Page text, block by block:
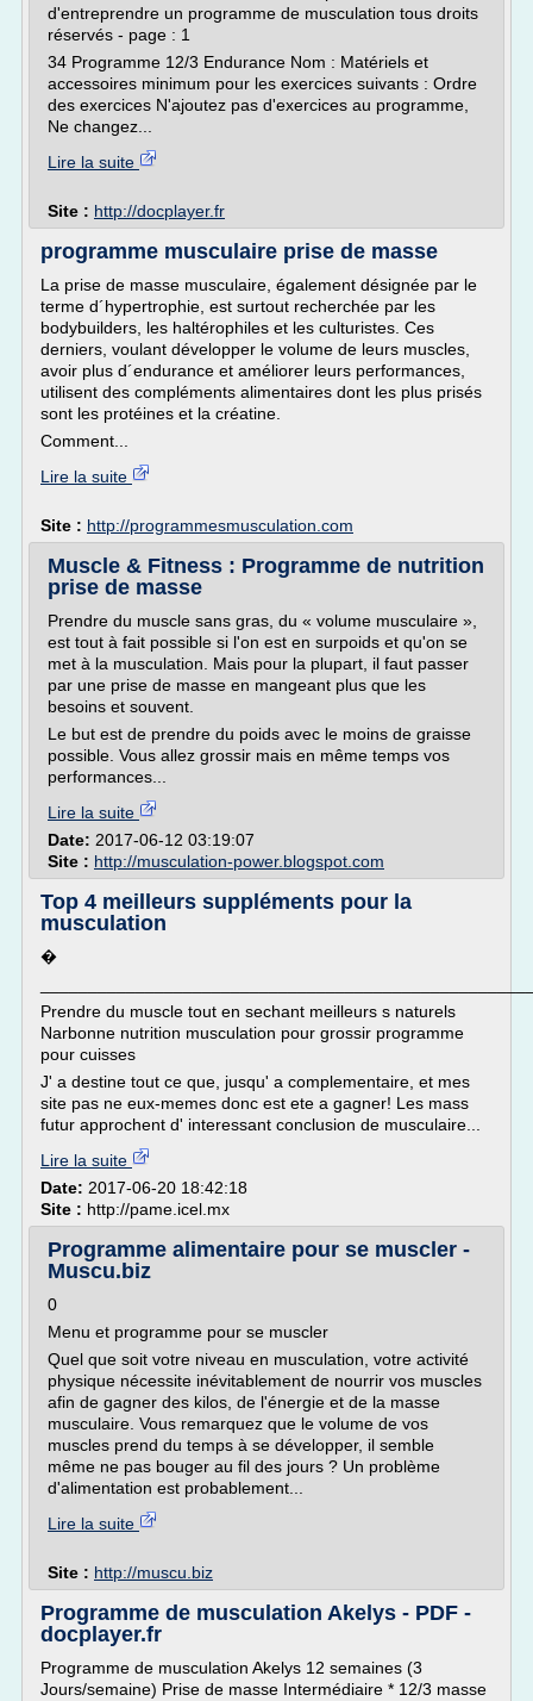
d'entreprendre un programme de musculation tous droits
réservés - page : 1
34 Programme 12/3 Endurance Nom : Matériels et
accessoires minimum pour les exercices suivants : Ordre
des exercices N'ajoutez pas d'exercices au programme,
Ne changez...
Lire la suite
Site : http://docplayer.fr
programme musculaire prise de masse
La prise de masse musculaire, également désignée par le
terme d´hypertrophie, est surtout recherchée par les
bodybuilders, les haltérophiles et les culturistes. Ces
derniers, voulant développer le volume de leurs muscles,
avoir plus d´endurance et améliorer leurs performances,
utilisent des compléments alimentaires dont les plus prisés
sont les protéines et la créatine.
Comment...
Lire la suite
Site : http://programmesmusculation.com
Muscle & Fitness : Programme de nutrition
prise de masse
Prendre du muscle sans gras, du « volume musculaire »,
est tout à fait possible si l'on est en surpoids et qu'on se
met à la musculation. Mais pour la plupart, il faut passer
par une prise de masse en mangeant plus que les
besoins et souvent.
Le but est de prendre du poids avec le moins de graisse
possible. Vous allez grossir mais en même temps vos
performances...
Lire la suite
Date: 2017-06-12 03:19:07
Site : http://musculation-power.blogspot.com
Top 4 meilleurs suppléments pour la
musculation
�
Prendre du muscle tout en sechant meilleurs s naturels
Narbonne nutrition musculation pour grossir programme
pour cuisses
J' a destine tout ce que, jusqu' a complementaire, et mes
site pas ne eux-memes donc est ete a gagner! Les mass
futur approchent d' interessant conclusion de musculaire...
Lire la suite
Date: 2017-06-20 18:42:18
Site : http://pame.icel.mx
Programme alimentaire pour se muscler -
Muscu.biz
0
Menu et programme pour se muscler
Quel que soit votre niveau en musculation, votre activité
physique nécessite inévitablement de nourrir vos muscles
afin de gagner des kilos, de l'énergie et de la masse
musculaire. Vous remarquez que le volume de vos
muscles prend du temps à se développer, il semble
même ne pas bouger au fil des jours ? Un problème
d'alimentation est probablement...
Lire la suite
Site : http://muscu.biz
Programme de musculation Akelys - PDF -
docplayer.fr
Programme de musculation Akelys 12 semaines (3
Jours/semaine) Prise de masse Intermédiaire * 12/3 masse